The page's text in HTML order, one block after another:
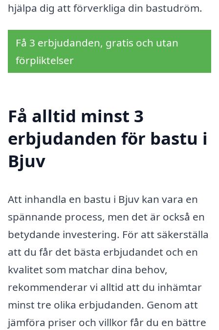
hjälpa dig att förverkliga din bastudröm.
Få 3 erbjudanden, gratis och utan
förpliktelser
Få alltid minst 3
erbjudanden för bastu i
Bjuv
Att inhandla en bastu i Bjuv kan vara en
spännande process, men det är också en
betydande investering. För att säkerställa
att du får det bästa erbjudandet och en
kvalitet som matchar dina behov,
rekommenderar vi alltid att du inhämtar
minst tre olika erbjudanden. Genom att
jämföra priser och villkor får du en bättre